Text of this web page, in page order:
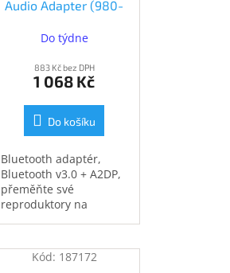
Audio Adapter (980-
Do týdne
883 Kč bez DPH
1 068 Kč
Do košíku
Bluetooth adaptér,
Bluetooth v3.0 + A2DP,
přeměňte své
reproduktory na
nebo tablet, výborný
zvuk, jednoduché
Kód: 187172